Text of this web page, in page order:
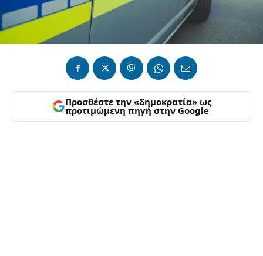
Προσθέστε την «δημοκρατία» ως
προτιμώμενη πηγή στην Google